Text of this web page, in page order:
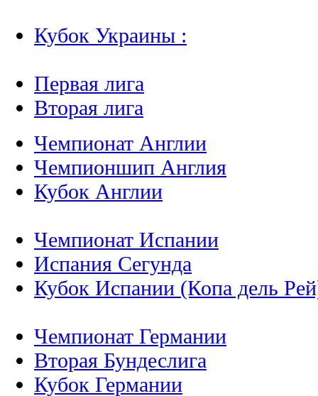
Кубок Украины :
Первая лига
Вторая лига
Чемпионат Англии
Чемпионшип Англия
Кубок Англии
Чемпионат Испании
Испания Сегунда
Кубок Испании (Копа дель
Чемпионат Германии
Вторая Бундеслига
Кубок Германии